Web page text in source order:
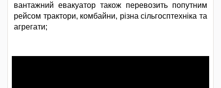
вантажний евакуатор також перевозить попутним
рейсом трактори, комбайни, різна сільгосптехніка та
агрегати;